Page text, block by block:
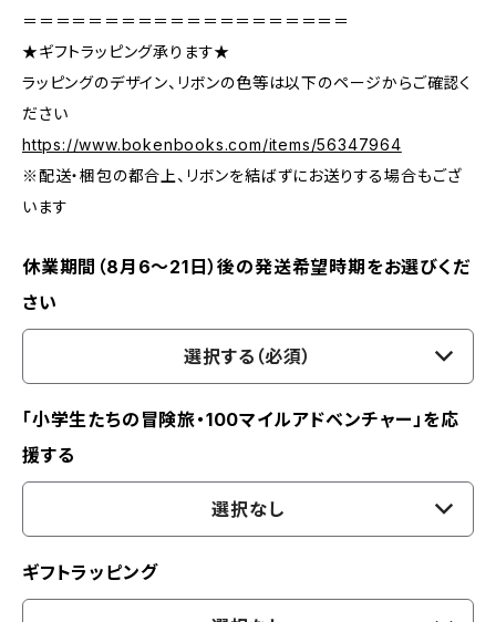
＝＝＝＝＝＝＝＝＝＝＝＝＝＝＝＝＝＝＝＝
★ギフトラッピング承ります★
ラッピングのデザイン、リボンの色等は以下のページからご確認く
ださい
https://www.bokenbooks.com/items/56347964
※配送・梱包の都合上、リボンを結ばずにお送りする場合もござ
います
休業期間（8月6〜21日）後の発送希望時期をお選びくだ
さい
選択する（必須）
「小学生たちの冒険旅・100マイルアドベンチャー」を応
援する
選択なし
ギフトラッピング